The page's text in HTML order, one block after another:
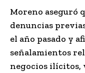
Moreno aseguró
denuncias
el año pasado y
señalamientos
negocios ilícitos,